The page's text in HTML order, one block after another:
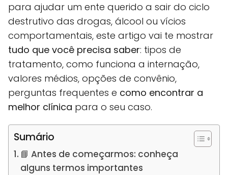
para ajudar um ente querido a sair do ciclo
destrutivo das drogas, álcool ou vícios
comportamentais, este artigo vai te mostrar
tudo que você precisa saber: tipos de
tratamento, como funciona a internação,
valores médios, opções de convênio,
perguntas frequentes e como encontrar a
melhor clínica para o seu caso.
Sumário
📘 Antes de começarmos: conheça
alguns termos importantes